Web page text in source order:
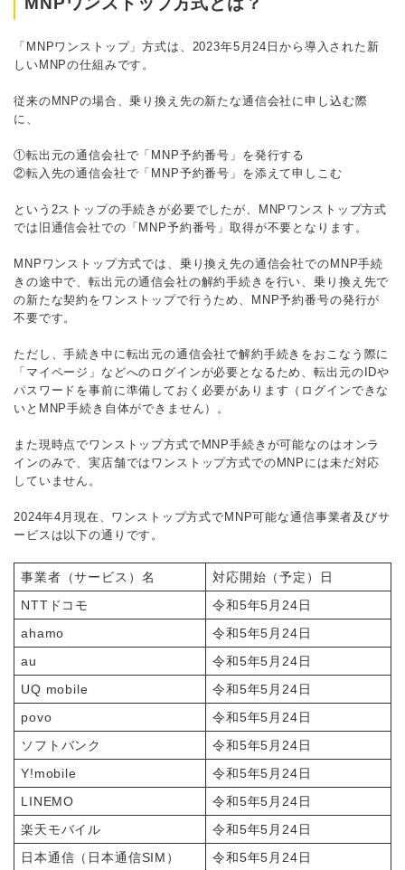
「MNPワンストップ」方式は、2023年5月24日から導入された新
しいMNPの仕組みです。
従来のMNPの場合、乗り換え先の新たな通信会社に申し込む際
に、
①転出元の通信会社で「MNP予約番号」を発行する
②転入先の通信会社で「MNP予約番号」を添えて申しこむ
という2ストップの手続きが必要でしたが、MNPワンストップ方式
では旧通信会社での「MNP予約番号」取得が不要となります。
MNPワンストップ方式では、乗り換え先の通信会社でのMNP手続
きの途中で、転出元の通信会社の解約手続きを行い、乗り換え先で
の新たな契約をワンストップで行うため、MNP予約番号の発行が
不要です。
ただし、手続き中に転出元の通信会社で解約手続きをおこなう際に
「マイページ」などへのログインが必要となるため、転出元のIDや
パスワードを事前に準備しておく必要があります（ログインできな
いとMNP手続き自体ができません）。
また現時点でワンストップ方式でMNP手続きが可能なのはオンラ
インのみで、実店舗ではワンストップ方式でのMNPには未だ対応
していません。
2024年4月現在、ワンストップ方式でMNP可能な通信事業者及びサ
ービスは以下の通りです。
事業者（サービス）名
対応開始（予定）日
NTTドコモ
令和5年5月24日
ahamo
令和5年5月24日
au
令和5年5月24日
UQ mobile
令和5年5月24日
povo
令和5年5月24日
ソフトバンク
令和5年5月24日
Y!mobile
令和5年5月24日
LINEMO
令和5年5月24日
楽天モバイル
令和5年5月24日
日本通信（日本通信SIM）
令和5年5月24日